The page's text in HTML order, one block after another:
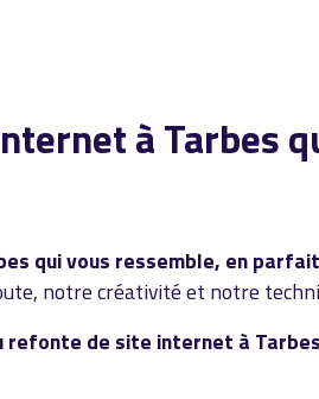
à Tarbes
qui vous ressemble, en
notre créativité et notre
refonte de site internet à